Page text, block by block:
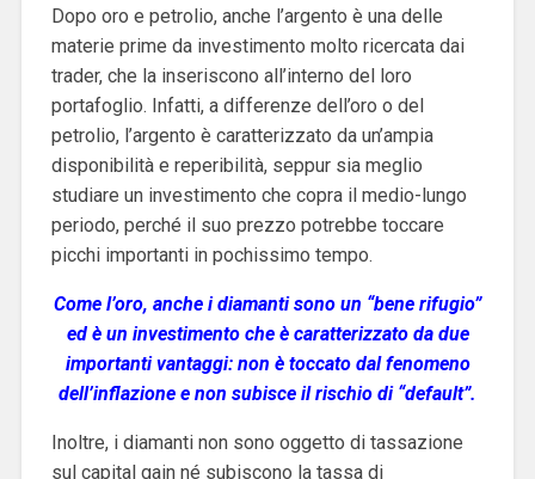
Dopo oro e petrolio, anche l’argento è una delle
materie prime da investimento molto ricercata dai
trader, che la inseriscono all’interno del loro
portafoglio. Infatti, a differenze dell’oro o del
petrolio, l’argento è caratterizzato da un’ampia
disponibilità e reperibilità, seppur sia meglio
studiare un investimento che copra il medio-lungo
periodo, perché il suo prezzo potrebbe toccare
picchi importanti in pochissimo tempo.
Come l’oro, anche i diamanti sono un “bene rifugio”
ed è un investimento che è caratterizzato da due
importanti vantaggi: non è toccato dal fenomeno
dell’inflazione e non subisce il rischio di “default”.
Inoltre, i diamanti non sono oggetto di tassazione
sul capital gain né subiscono la tassa di